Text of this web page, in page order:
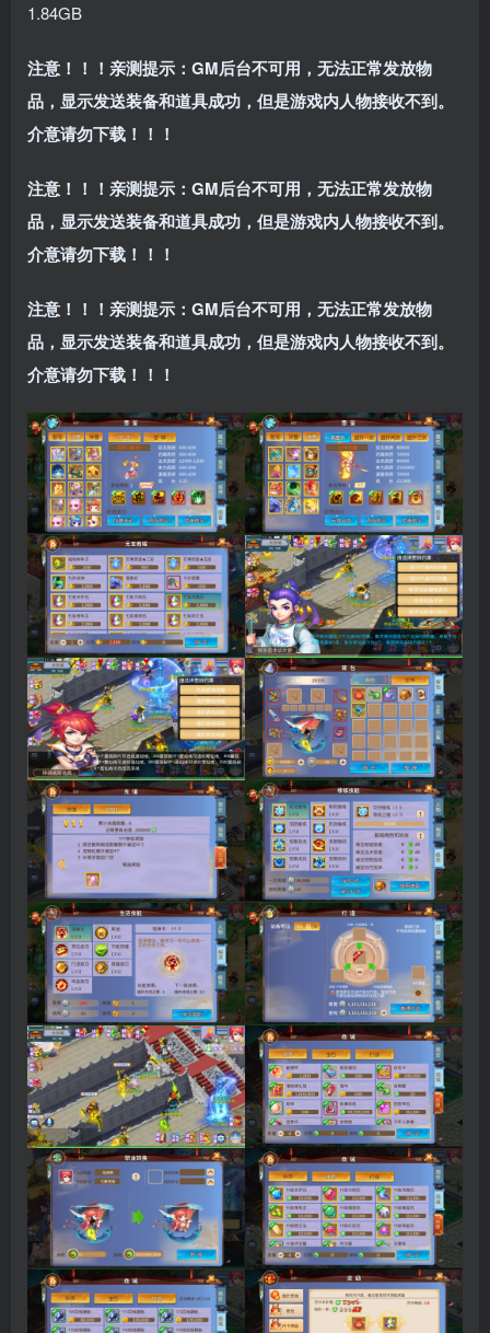
1.84GB
注意！！！亲测提示：GM后台不可用，无法正常发放物
品，显示发送装备和道具成功，但是游戏内人物接收不到。
介意请勿下载！！！
注意！！！亲测提示：GM后台不可用，无法正常发放物
品，显示发送装备和道具成功，但是游戏内人物接收不到。
介意请勿下载！！！
注意！！！亲测提示：GM后台不可用，无法正常发放物
品，显示发送装备和道具成功，但是游戏内人物接收不到。
介意请勿下载！！！